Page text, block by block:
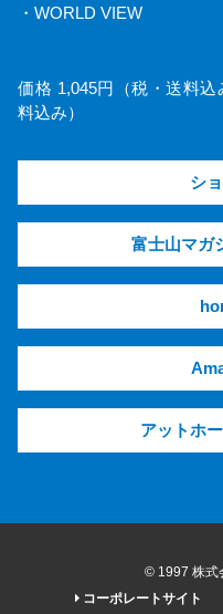
・WORLD VIEW
価格 1,045円（税・送料
料込み）
シ
富士山マガ
アットホ
© 1997 株式
コーポレートサイト